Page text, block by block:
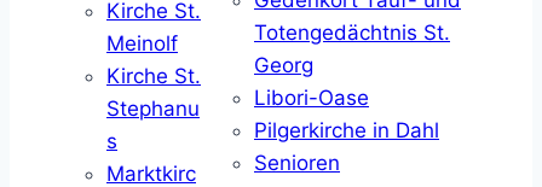
Kirche St.
Meinolf
Kirche St.
Stephanu
s
Marktkirc
Totengedächtnis St.
Georg
Libori-Oase
Pilgerkirche in Dahl
Senioren